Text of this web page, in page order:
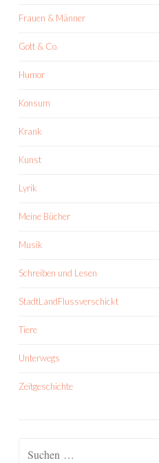
Frauen & Männer
Gott & Co.
Humor
Konsum
Krank
Kunst
Lyrik
Meine Bücher
Musik
Schreiben und Lesen
StadtLandFlussverschickt
Tiere
Unterwegs
Zeitgeschichte